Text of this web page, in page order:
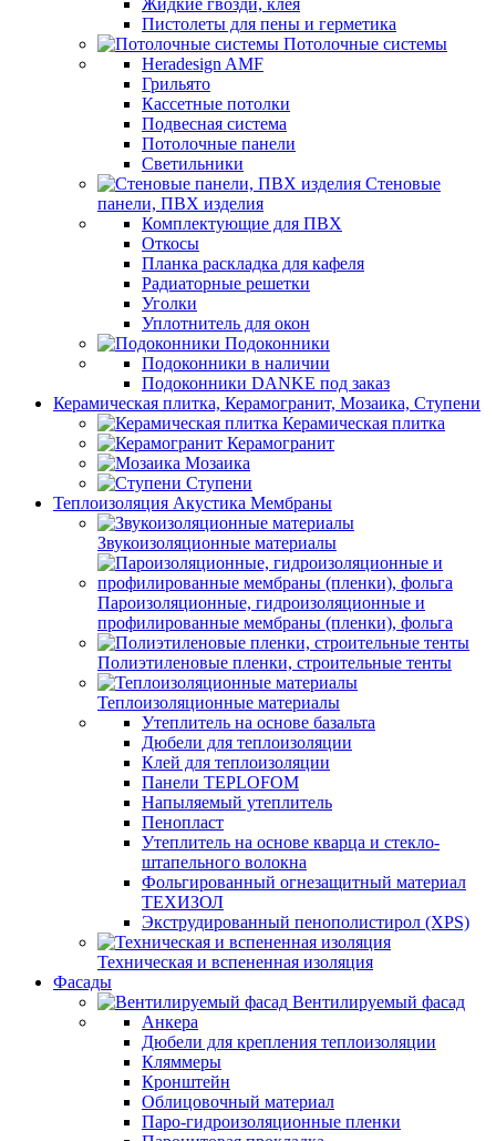
Жидкие гвозди, клея
Пистолеты для пены и герметика
Потолочные системы
Heradesign AMF
Грильято
Кассетные потолки
Подвесная система
Потолочные панели
Светильники
Стеновые
панели, ПВХ изделия
Комплектующие для ПВХ
Откосы
Планка раскладка для кафеля
Радиаторные решетки
Уголки
Уплотнитель для окон
Подоконники
Подоконники в наличии
Подоконники DANKE под заказ
Керамическая плитка, Керамогранит, Мозаика, Ступени
Керамическая плитка
Керамогранит
Мозаика
Ступени
Теплоизоляция Акустика Мембраны
Звукоизоляционные материалы
Пароизоляционные, гидроизоляционные и
профилированные мембраны (пленки), фольга
Полиэтиленовые пленки, строительные тенты
Теплоизоляционные материалы
Утеплитель на основе базальта
Дюбели для теплоизоляции
Клей для теплоизоляции
Панели TEPLOFOM
Напыляемый утеплитель
Пенопласт
Утеплитель на основе кварца и стекло-
штапельного волокна
Фольгированный огнезащитный материал
ТЕХИЗОЛ
Экструдированный пенополистирол (XPS)
Техническая и вспененная изоляция
Фасады
Вентилируемый фасад
Анкера
Дюбели для крепления теплоизоляции
Кляммеры
Кронштейн
Облицовочный материал
Паро-гидроизоляционные пленки